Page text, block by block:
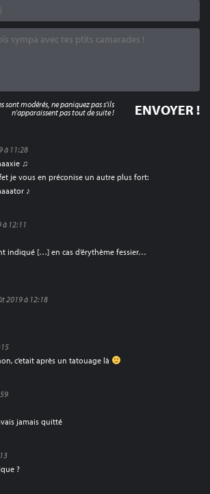
à 11:28
♫
je vous en préconise un autre plus fort:
♪
à 12:11
indiqué […] en cas d’érythème fessier…
2019 à 12:18
c’etait après un tatouage là
jamais quitté
?
sont modérés, ne paniquez pas s'ils
n'apparaissent pas tout de suite !